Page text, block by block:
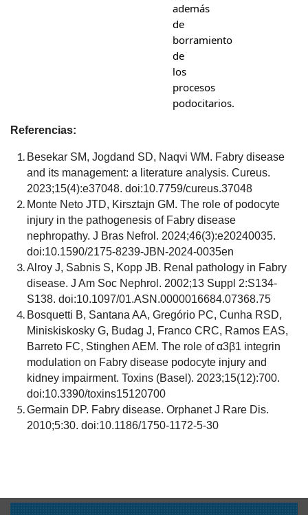
además
de
borramiento
de
los
procesos
podocitarios.
Referencias:
Besekar SM, Jogdand SD, Naqvi WM. Fabry disease
and its management: a literature analysis. Cureus.
2023;15(4):e37048. doi:10.7759/cureus.37048
Monte Neto JTD, Kirsztajn GM. The role of podocyte
injury in the pathogenesis of Fabry disease
nephropathy. J Bras Nefrol. 2024;46(3):e20240035.
doi:10.1590/2175-8239-JBN-2024-0035en
Alroy J, Sabnis S, Kopp JB. Renal pathology in Fabry
disease. J Am Soc Nephrol. 2002;13 Suppl 2:S134-
S138. doi:10.1097/01.ASN.0000016684.07368.75
Bosquetti B, Santana AA, Gregório PC, Cunha RSD,
Miniskiskosky G, Budag J, Franco CRC, Ramos EAS,
Barreto FC, Stinghen AEM. The role of α3β1 integrin
modulation on Fabry disease podocyte injury and
kidney impairment. Toxins (Basel). 2023;15(12):700.
doi:10.3390/toxins15120700
Germain DP. Fabry disease. Orphanet J Rare Dis.
2010;5:30. doi:10.1186/1750-1172-5-30